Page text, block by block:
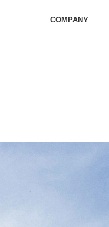
COMPANY